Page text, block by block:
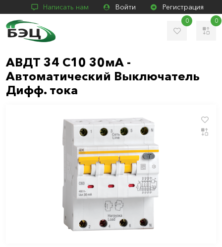
Написать нам Войти Регистрация
0 0
АВДТ 34 C10 30мА -
Автоматический Выключатель
Дифф. тока